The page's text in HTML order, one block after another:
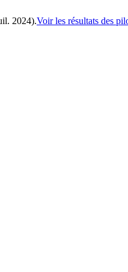
2024).Voir les résultats des